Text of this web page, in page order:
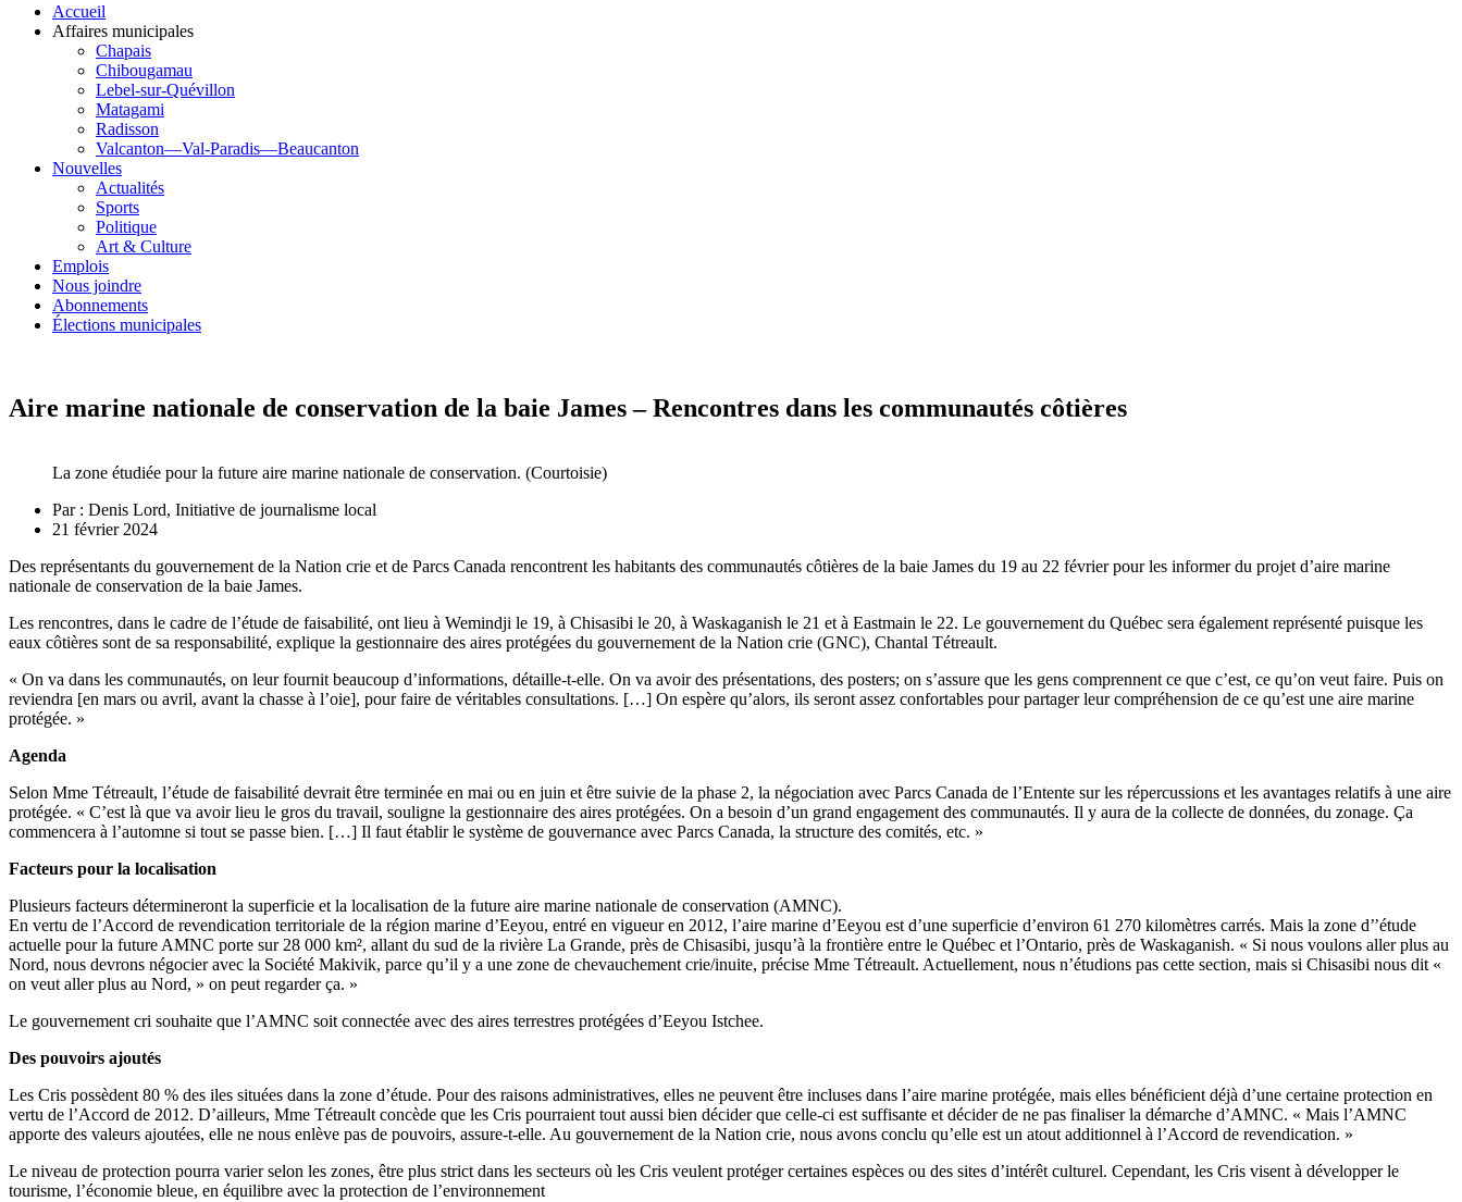
Accueil
Affaires municipales
Chapais
Chibougamau
Lebel-sur-Quévillon
Matagami
Radisson
Valcanton—Val-Paradis—Beaucanton
Nouvelles
Actualités
Sports
Politique
Art & Culture
Emplois
Nous joindre
Abonnements
Élections municipales
Aire marine nationale de conservation de la baie James – Rencontres dans les communautés côtières
La zone étudiée pour la future aire marine nationale de conservation. (Courtoisie)
Par : Denis Lord, Initiative de journalisme local
21 février 2024
Des représentants du gouvernement de la Nation crie et de Parcs Canada rencontrent les habitants des communautés côtières de la baie James du 19 au 22 février pour les informer du projet d’aire marine
nationale de conservation de la baie James.
Les rencontres, dans le cadre de l’étude de faisabilité, ont lieu à Wemindji le 19, à Chisasibi le 20, à Waskaganish le 21 et à Eastmain le 22. Le gouvernement du Québec sera également représenté puisque les
eaux côtières sont de sa responsabilité, explique la gestionnaire des aires protégées du gouvernement de la Nation crie (GNC), Chantal Tétreault.
« On va dans les communautés, on leur fournit beaucoup d’informations, détaille-t-elle. On va avoir des présentations, des posters; on s’assure que les gens comprennent ce que c’est, ce qu’on veut faire. Puis on
reviendra [en mars ou avril, avant la chasse à l’oie], pour faire de véritables consultations. […] On espère qu’alors, ils seront assez confortables pour partager leur compréhension de ce qu’est une aire marine
protégée. »
Agenda
Selon Mme Tétreault, l’étude de faisabilité devrait être terminée en mai ou en juin et être suivie de la phase 2, la négociation avec Parcs Canada de l’Entente sur les répercussions et les avantages relatifs à une aire
protégée. « C’est là que va avoir lieu le gros du travail, souligne la gestionnaire des aires protégées. On a besoin d’un grand engagement des communautés. Il y aura de la collecte de données, du zonage. Ça
commencera à l’automne si tout se passe bien. […] Il faut établir le système de gouvernance avec Parcs Canada, la structure des comités, etc. »
Facteurs pour la localisation
Plusieurs facteurs détermineront la superficie et la localisation de la future aire marine nationale de conservation (AMNC).
En vertu de l’Accord de revendication territoriale de la région marine d’Eeyou, entré en vigueur en 2012, l’aire marine d’Eeyou est d’une superficie d’environ 61 270 kilomètres carrés. Mais la zone d’’étude
actuelle pour la future AMNC porte sur 28 000 km², allant du sud de la rivière La Grande, près de Chisasibi, jusqu’à la frontière entre le Québec et l’Ontario, près de Waskaganish. « Si nous voulons aller plus au
Nord, nous devrons négocier avec la Société Makivik, parce qu’il y a une zone de chevauchement crie/inuite, précise Mme Tétreault. Actuellement, nous n’étudions pas cette section, mais si Chisasibi nous dit «
on veut aller plus au Nord, » on peut regarder ça. »
Le gouvernement cri souhaite que l’AMNC soit connectée avec des aires terrestres protégées d’Eeyou Istchee.
Des pouvoirs ajoutés
Les Cris possèdent 80 % des iles situées dans la zone d’étude. Pour des raisons administratives, elles ne peuvent être incluses dans l’aire marine protégée, mais elles bénéficient déjà d’une certaine protection en
vertu de l’Accord de 2012. D’ailleurs, Mme Tétreault concède que les Cris pourraient tout aussi bien décider que celle-ci est suffisante et décider de ne pas finaliser la démarche d’AMNC. « Mais l’AMNC
apporte des valeurs ajoutées, elle ne nous enlève pas de pouvoirs, assure-t-elle. Au gouvernement de la Nation crie, nous avons conclu qu’elle est un atout additionnel à l’Accord de revendication. »
Le niveau de protection pourra varier selon les zones, être plus strict dans les secteurs où les Cris veulent protéger certaines espèces ou des sites d’intérêt culturel. Cependant, les Cris visent à développer le
tourisme, l’économie bleue, en équilibre avec la protection de l’environnement